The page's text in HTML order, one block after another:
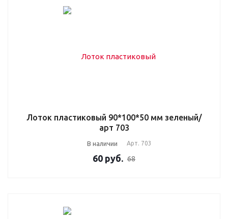
Лоток пластиковый 90*100*50 мм зеленый/
арт 703
В наличии Арт. 703
60 руб. 68